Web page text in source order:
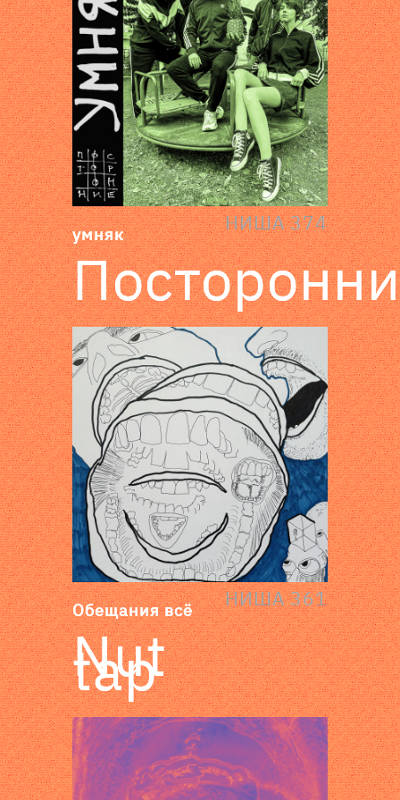
НИША 374
умняк
НИША 361
Обещания всё
Nut
tap